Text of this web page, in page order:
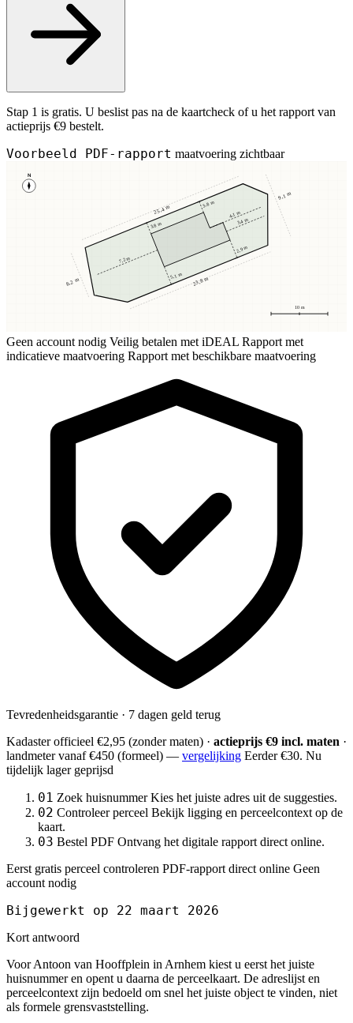
Stap 1 is gratis. U beslist pas na de kaartcheck of u het rapport van
actieprijs €9 bestelt.
Voorbeeld PDF-rapport maatvoering zichtbaar
N
10 m
3,8 m
3,8 m
5,1 m
2,9 m
7,2 m
3,4 m
4,1 m
25,4 m
23,8 m
8,2 m
9,1 m
Geen account nodig Veilig betalen met iDEAL Rapport met
indicatieve maatvoering Rapport met beschikbare maatvoering
Tevredenheidsgarantie · 7 dagen geld terug
Kadaster officieel €2,95 (zonder maten) · actieprijs €9 incl. maten ·
landmetervanaf €450 (formeel) — vergelijking Eerder €30. Nu
tijdelijk lager geprijsd
01 Zoek huisnummer Kies het juiste adres uit de suggesties.
02 Controleer perceel Bekijk ligging en perceelcontext op de
kaart.
03 Bestel PDF Ontvang het digitale rapport direct online.
Eerst gratis perceel controleren PDF-rapport direct online Geen
account nodig
Bijgewerkt op 22 maart 2026
Kort antwoord
Voor Antoon van Hooffplein in Arnhem kiest u eerst het juiste
huisnummer en opent u daarna de perceelkaart. De adreslijst en
perceelcontext zijn bedoeld om snel het juiste object te vinden, niet
als formele grensvaststelling.